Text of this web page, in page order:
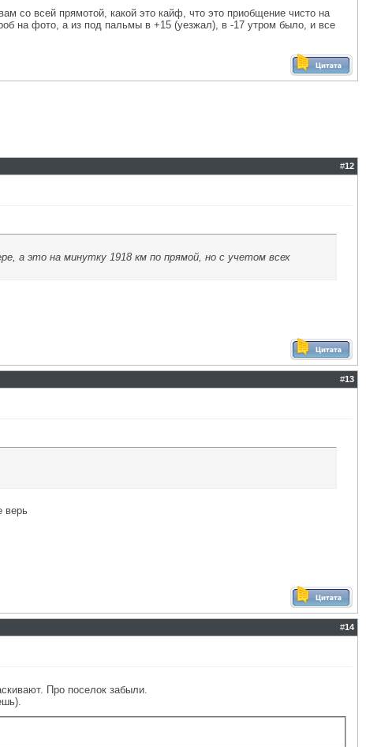
со всей прямотой, какой это кайф, что это приобщение чисто на
на фото, а из под пальмы в +15 (уезжал), в -17 утром было, и все
#12
а это на минутку 1918 км по прямой, но с учетом всех
#13
верь
#14
Про поселок забыли.